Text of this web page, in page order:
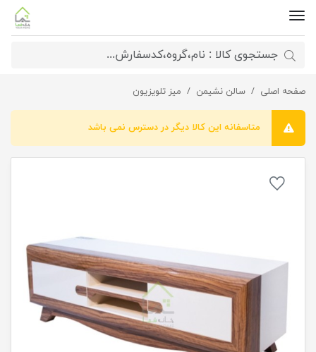
صفحه اصلی سالن نشیمن میز تلویزیون میزتلویزیون کلاسیک خاص
متاسفانه این کالا دیگر در دسترس نمی باشد